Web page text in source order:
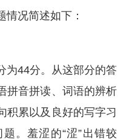
情况简述如下：
为44分。从这部分的答
拼音拼读、词语的辨析
积累以及良好的写字习
。羞涩的“涩”出错较